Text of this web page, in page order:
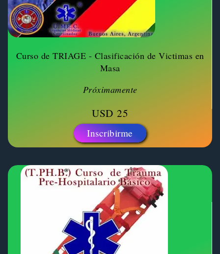
Curso de TRIAGE - Clasificación de Victimas en
Masa
Próximamente
USD 25
Inscribirme